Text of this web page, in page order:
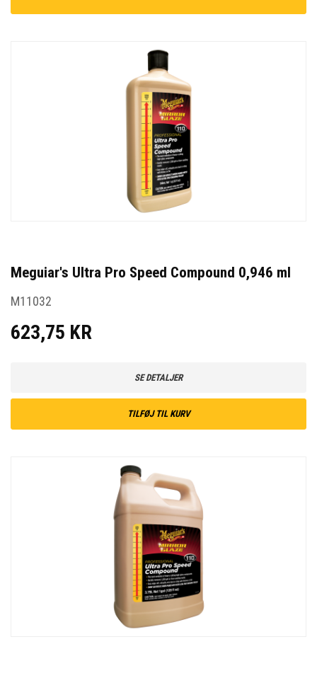
Meguiar's Ultra Pro Speed Compound 0,946 ml
M11032
623,75 KR
SE DETALJER
TILFØJ TIL KURV